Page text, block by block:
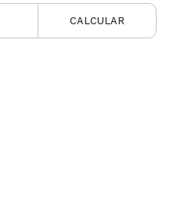
CALCULAR